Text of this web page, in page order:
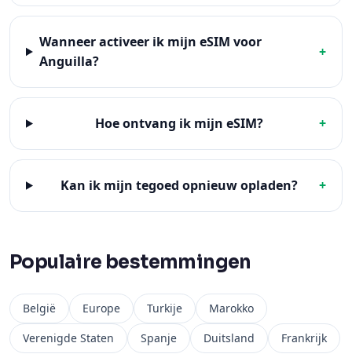
Wanneer activeer ik mijn eSIM voor
Anguilla?
+
Hoe ontvang ik mijn eSIM? +
Kan ik mijn tegoed opnieuw opladen? +
Populaire bestemmingen
België Europe Turkije
Marokko
Verenigde Staten
Spanje Duitsland Frankrijk